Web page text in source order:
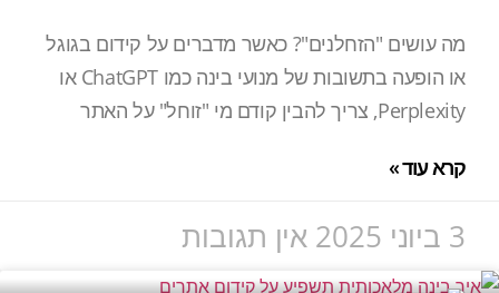
מה עושים "הזחלנים"? כאשר מדברים על קידום בגוגל
או הופעה בתשובות של מנועי בינה כמו ChatGPT או
Perplexity, צריך להבין קודם מי "זוחל" על האתר
קרא עוד »
3 ביוני 2025 אין תגובות